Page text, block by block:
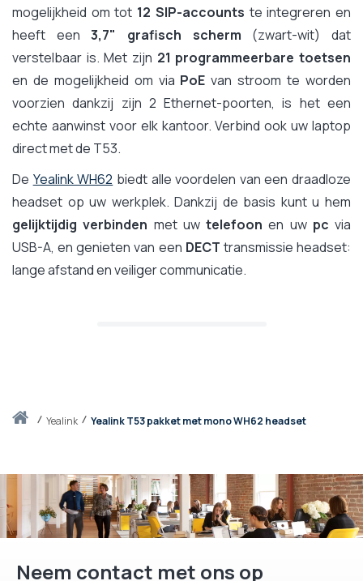
Thuisyealink Yealink T53 pakket met mono WH62 headset
mogelijkheid om tot 12 SIP-accounts te integreren en
heeft een3,7" grafisch scherm (zwart-wit) dat
verstelbaar is. Met zijn 21 programmeerbare toetsen
en de mogelijkheid om via PoE van stroom te worden
voorzien dankzij zijn 2 Ethernet-poorten, is het een
echte aanwinst voor elk kantoor. Verbind ook uw laptop
direct met de T53.
De Yealink WH62 biedt alle voordelen van een draadloze
headset op uw werkplek. Dankzij de basis kunt u hem
gelijktijdig verbinden met uw telefoon en uw pc via
USB-A, en genieten van een DECT transmissie headset:
lange afstand en veiliger communicatie.
Neem contact met ons op